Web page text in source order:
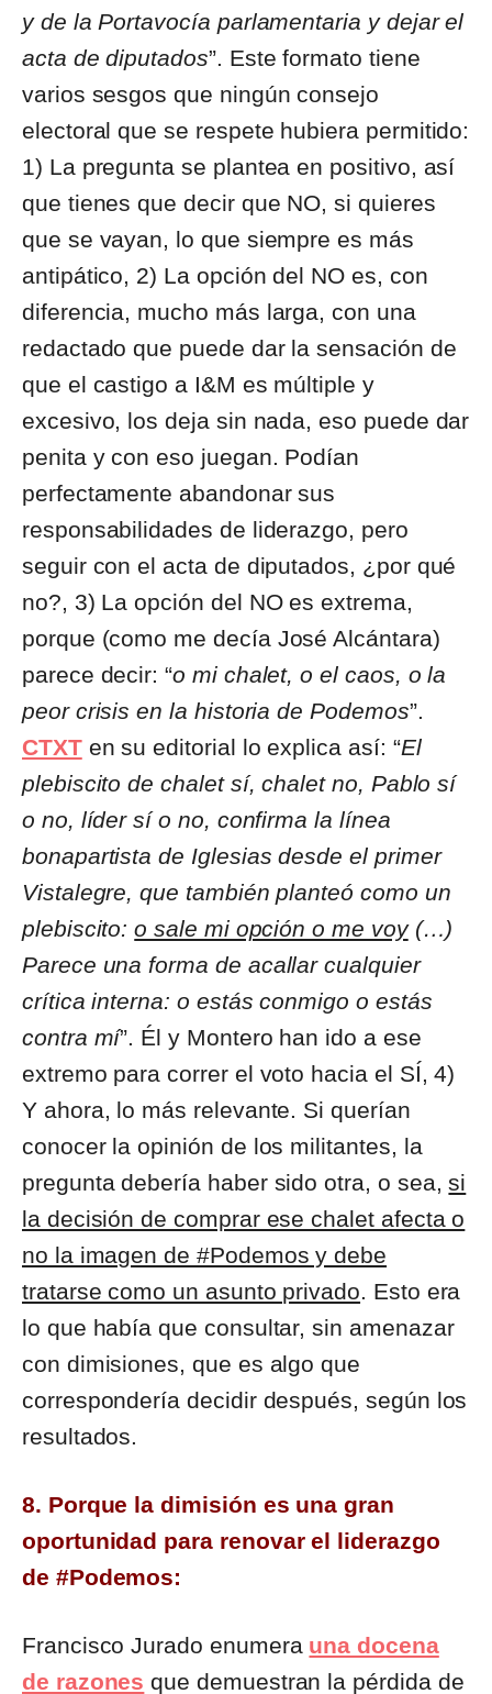
y de la Portavocía parlamentaria y dejar el
acta de diputados”. Este formato tiene
varios sesgos que ningún consejo
electoral que se respete hubiera permitido:
1) La pregunta se plantea en positivo, así
que tienes que decir que NO, si quieres
que se vayan, lo que siempre es más
antipático, 2) La opción del NO es, con
diferencia, mucho más larga, con una
redactado que puede dar la sensación de
que el castigo a I&M es múltiple y
excesivo, los deja sin nada, eso puede dar
penita y con eso juegan. Podían
perfectamente abandonar sus
responsabilidades de liderazgo, pero
seguir con el acta de diputados, ¿por qué
no?, 3) La opción del NO es extrema,
porque (como me decía José Alcántara)
parece decir: “o mi chalet, o el caos, o la
peor crisis en la historia de Podemos”.
CTXTen su editorial lo explica así: “El
plebiscito de chalet sí, chalet no, Pablo sí
o no, líder sí o no, confirma la línea
bonapartista de Iglesias desde el primer
Vistalegre, que también planteó como un
plebiscito:o sale mi opción o me voy(…)
Parece una forma de acallar cualquier
crítica interna: o estás conmigo o estás
contra mí”. Él y Montero han ido a ese
extremo para correr el voto hacia el SÍ, 4)
Y ahora, lo más relevante. Si querían
conocer la opinión de los militantes, la
pregunta debería haber sido otra, o sea,si
la decisión de comprar ese chalet afecta o
no la imagen de #Podemos y debe
tratarse como un asunto privado. Esto era
lo que había que consultar, sin amenazar
con dimisiones, que es algo que
correspondería decidir después, según los
resultados.
8. Porque la dimisión es una gran
oportunidad para renovar el liderazgo
de #Podemos:
Francisco Jurado enumera una docena
de razones que demuestran la pérdida de